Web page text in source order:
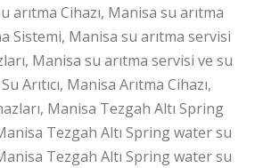
arıtma Cihazı, Manisa su arıtma
Sistemi, Manisa su arıtma servisi
Manisa su arıtma servisi ve su
Arıtıcı, Manisa Arıtma Cihazı,
Manisa Tezgah Altı Spring
Tezgah Altı Spring water su
Tezgah Altı Spring water su